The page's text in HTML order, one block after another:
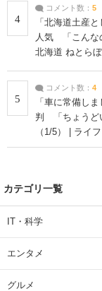
4
コメント数： 5
「北海道土産
人気 「こんな
北海道 ねとら
5
コメント数： 4
「車に常備し
判 「ちょうど
（1/5） | ライ
カテゴリ一覧
IT・科学
エンタメ
グルメ